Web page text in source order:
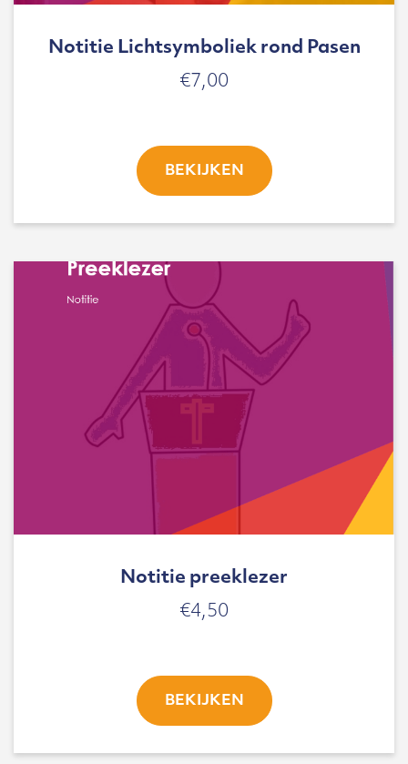
Notitie Lichtsymboliek rond Pasen
€7,00
BEKIJKEN
Notitie preeklezer
€4,50
BEKIJKEN